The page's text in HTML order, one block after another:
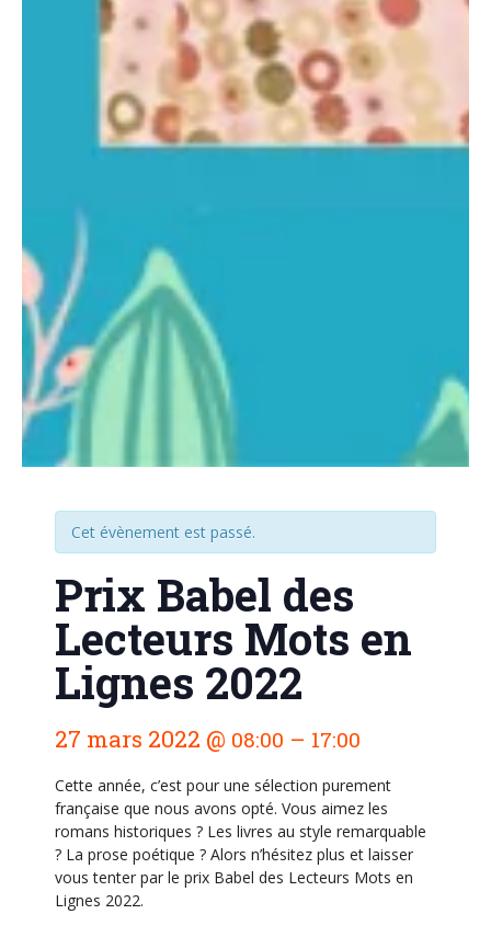
Cet évènement est passé.
Prix Babel des
Lecteurs Mots en
Lignes 2022
a
v
i
g
a
t
27 mars 2022 @ 08:00 – 17:00
Cette année, c’est pour une sélection purement
française que nous avons opté. Vous aimez les
romans historiques ? Les livres au style remarquable
? La prose poétique ? Alors n’hésitez plus et laisser
vous tenter par le prix Babel des Lecteurs Mots en
Lignes 2022.